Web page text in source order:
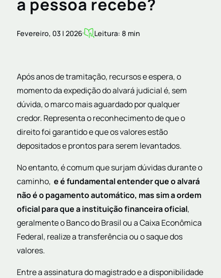
a pessoa recebe?
Fevereiro, 03 | 2026 Leitura: 8 min
Após anos de tramitação, recursos e espera, o
momento da expedição do alvará judicial é, sem
dúvida, o marco mais aguardado por qualquer
credor. Representa o reconhecimento de que o
direito foi garantido e que os valores estão
depositados e prontos para serem levantados.
No entanto, é comum que surjam dúvidas durante o
caminho,e é fundamental entender que o alvará
não é o pagamento automático, mas sim a ordem
oficial para que a instituição financeira oficial,
geralmente o Banco do Brasil ou a Caixa Econômica
Federal, realize a transferência ou o saque dos
valores.
Entre a assinatura do magistrado e a disponibilidade